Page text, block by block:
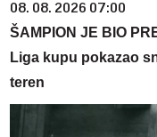
08. 08. 2026 07:00
ŠAMPION JE BIO
Liga kupu pokazao
teren